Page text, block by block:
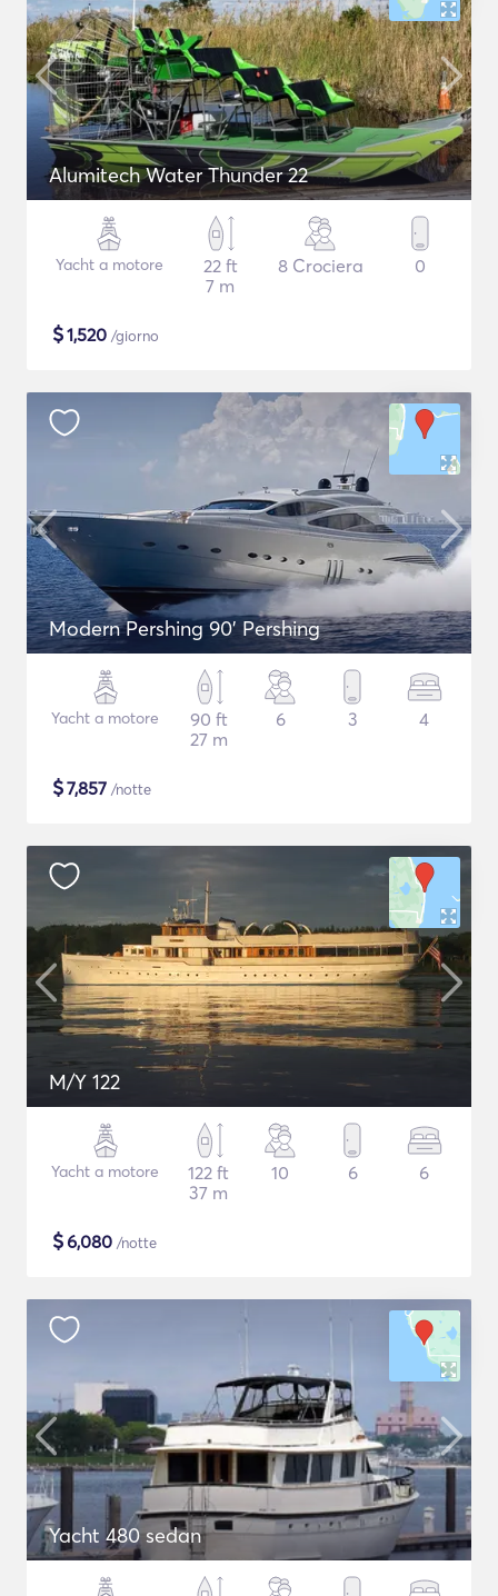
Alumitech Water Thunder 22
Yacht a motore
22 ft
7 m
8 Crociera 0
$1,520 /giorno
Modern Pershing 90' Pershing
Yacht a motore
90 ft
27 m
6 3 4
$7,857 /notte
M/Y 122
Yacht a motore
122 ft
37 m
10 6 6
$6,080 /notte
Yacht 480 sedan